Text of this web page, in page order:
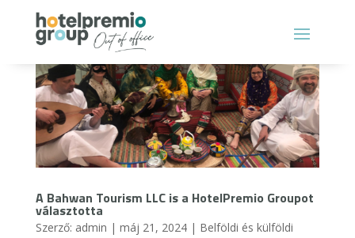
A Bahwan Tourism LLC is a HotelPremio Groupot
választotta
Szerző: admin | máj 21, 2024| Belföldi és külföldi